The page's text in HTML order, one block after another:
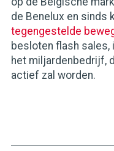
de Benelux en sinds
tegengestelde
besloten flash sales,
het miljardenbedrijf,
actief zal worden.